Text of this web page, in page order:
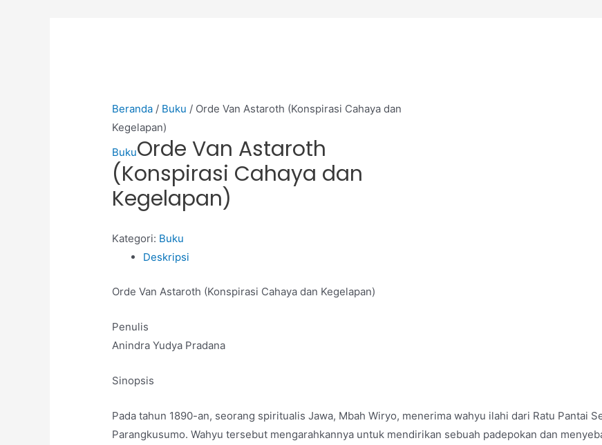
Beranda / Buku / Orde Van Astaroth (Konspirasi Cahaya dan
Kegelapan)
BukuOrde Van Astaroth
(Konspirasi Cahaya dan
Kegelapan)
Kategori: Buku
Deskripsi
Orde Van Astaroth (Konspirasi Cahaya dan Kegelapan)
Penulis
Anindra Yudya Pradana
Sinopsis
Pada tahun 1890-an, seorang spiritualis Jawa, Mbah Wiryo, menerima wahyu ilahi dari Ratu Pantai
Parangkusumo. Wahyu tersebut mengarahkannya untuk mendirikan sebuah padepokan dan